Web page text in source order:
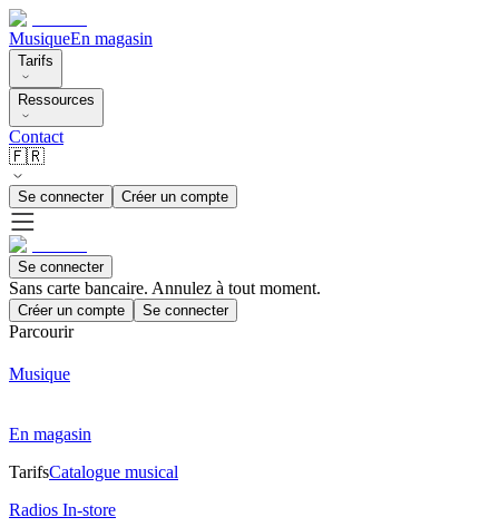
MusiqueEn magasin
Tarifs
Ressources
Contact
🇫🇷
Se connecter Créer un compte
Se connecter
Sans carte bancaire. Annulez à tout moment.
Créer un compte Se connecter
Parcourir
Musique
En magasin
TarifsCatalogue musical
Radios In-store